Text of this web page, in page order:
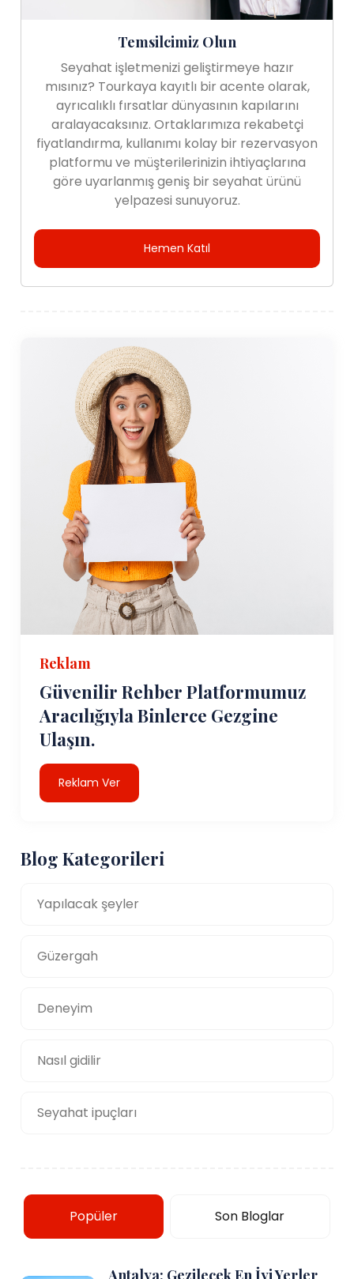
Temsilcimiz Olun
Seyahat işletmenizi geliştirmeye hazır
mısınız? Tourkaya kayıtlı bir acente olarak,
ayrıcalıklı fırsatlar dünyasının kapılarını
aralayacaksınız. Ortaklarımıza rekabetçi
fiyatlandırma, kullanımı kolay bir rezervasyon
platformu ve müşterilerinizin ihtiyaçlarına
göre uyarlanmış geniş bir seyahat ürünü
yelpazesi sunuyoruz.
Hemen Katıl
Reklam
Güvenilir Rehber Platformumuz
Aracılığıyla Binlerce Gezgine
Ulaşın.
Reklam Ver
Blog Kategorileri
Yapılacak şeyler
Güzergah
Deneyim
Nasıl gidilir
Seyahat ipuçları
Popüler Son Bloglar
Antalya: Gezilecek En İyi Yerler